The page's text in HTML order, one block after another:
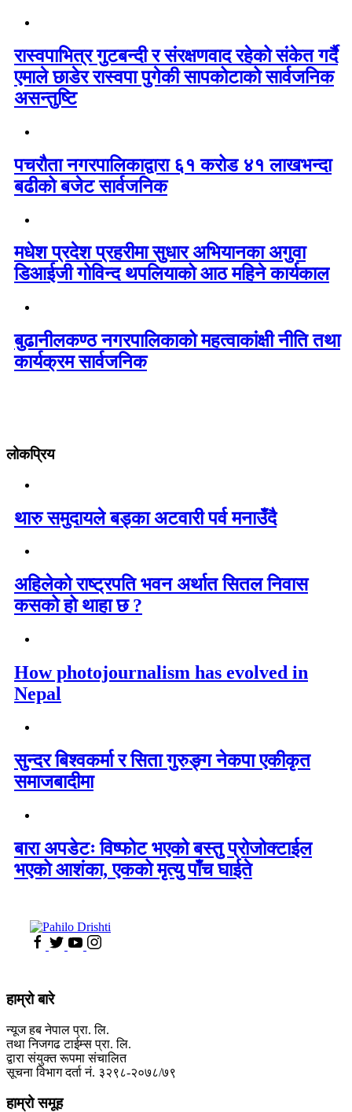
रास्वपाभित्र गुटबन्दी र संरक्षणवाद रहेको संकेत गर्दै
एमाले छाडेर रास्वपा पुगेकी सापकोटाको सार्वजनिक
असन्तुष्टि
पचरौता नगरपालिकाद्वारा ६१ करोड ४१ लाखभन्दा
बढीको बजेट सार्वजनिक
मधेश प्रदेश प्रहरीमा सुधार अभियानका अगुवा
डिआईजी गोविन्द थपलियाको आठ महिने कार्यकाल
बुढानीलकण्ठ नगरपालिकाको महत्वाकांक्षी नीति तथा
कार्यक्रम सार्वजनिक
लोकप्रिय
थारु समुदायले बड्का अटवारी पर्व मनाउँदै
अहिलेको राष्ट्रपति भवन अर्थात सितल निवास
कसको हो थाहा छ ?
How photojournalism has evolved in
Nepal
सुन्दर बिश्वकर्मा र सिता गुरुङ्ग नेकपा एकीकृत
समाजबादीमा
बारा अपडेटः विष्फोट भएको बस्तु प्रोजोक्टाईल
भएको आशंका, एकको मृत्यु पाँच घाईते
हाम्रो बारे
न्यूज हब नेपाल प्रा. लि.
तथा निजगढ टाईम्स प्रा. लि.
द्वारा संयुक्त रूपमा संचालित
सूचना विभाग दर्ता नं. ३२९८-२०७८/७९
हाम्रो समूह